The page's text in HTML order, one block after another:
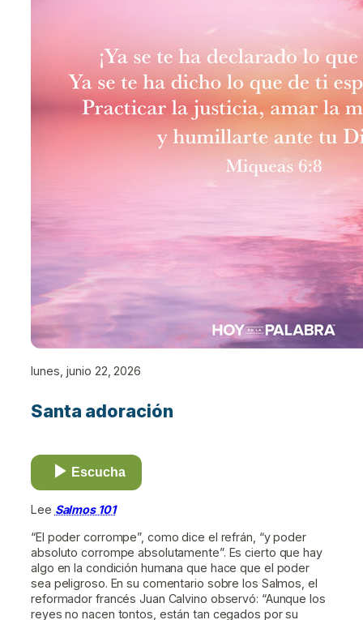
lunes, junio 22, 2026
Santa adoración
Escucha
Lee Salmos 101
“El poder corrompe”, como dice el refrán, “y poder
absoluto corrompe absolutamente”. Es cierto que hay
algo en la condición humana que hace que el poder
sea peligroso. En su comentario sobre los Salmos, el
reformador francés Juan Calvino observó: “Aunque los
reyes no nacen tontos, están tan cegados por su